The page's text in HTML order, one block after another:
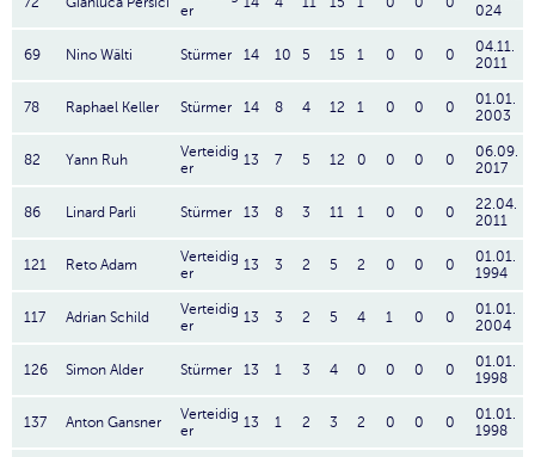
er
024
69 Nino Wälti Stürmer 14 10 5 15 1 0 0 0
04.11.
2011
78 Raphael Keller Stürmer 14 8 4 12 1 0 0 0
01.01.
2003
82 Yann Ruh
Verteidig
er
13 7 5 12 0 0 0 0
06.09.
2017
86 Linard Parli Stürmer 13 8 3 11 1 0 0 0
22.04.
2011
121 Reto Adam
Verteidig
er
13 3 2 5 2 0 0 0
01.01.
1994
117 Adrian Schild
Verteidig
er
13 3 2 5 4 1 0 0
01.01.
2004
126 Simon Alder Stürmer 13 1 3 4 0 0 0 0
01.01.
1998
137 Anton Gansner
Verteidig
er
13 1 2 3 2 0 0 0
01.01.
1998